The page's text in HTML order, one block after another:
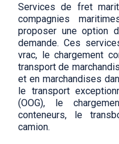
Services de fret
compagnies
proposer une option
demande. Ces
vrac, le chargement
transport de
et en marchandises
le transport
(OOG), le
conteneurs, le
camion.